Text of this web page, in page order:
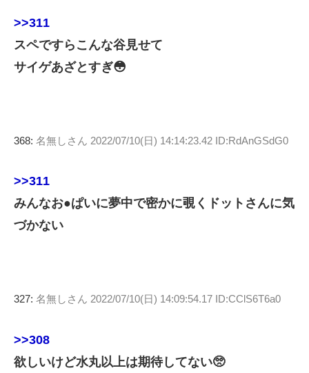
>>311
スペですらこんな谷見せて
サイゲあざとすぎ😳
368: 名無しさん 2022/07/10(日) 14:14:23.42 ID:RdAnGSdG0
>>311
みんなお●ぱいに夢中で密かに覗くドットさんに気
づかない
327: 名無しさん 2022/07/10(日) 14:09:54.17 ID:CClS6T6a0
>>308
欲しいけど水丸以上は期待してない🥺